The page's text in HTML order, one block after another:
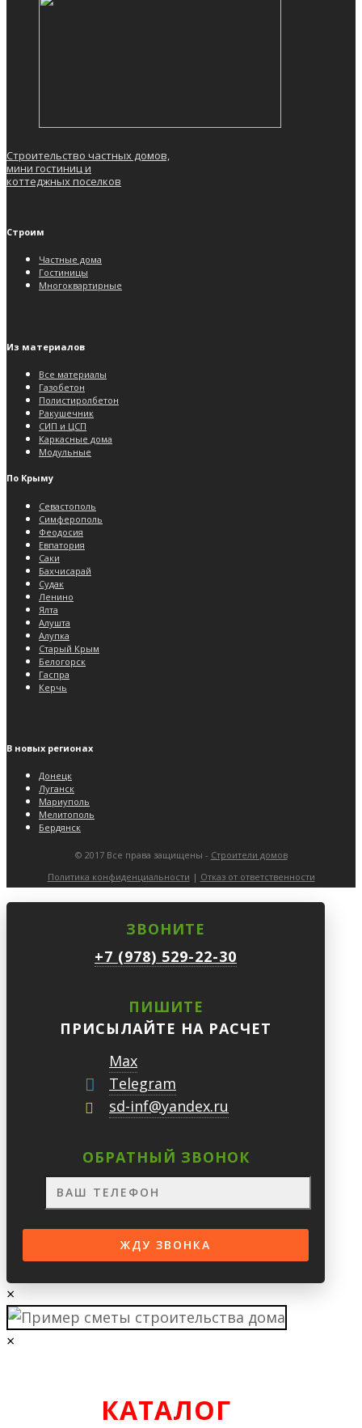
Строительство частных домов,
мини гостиниц и
коттеджных поселков
Строим
Частные дома
Гостиницы
Многоквартирные
Из материалов
Все материалы
Газобетон
Полистиролбетон
Ракушечник
СИП и ЦСП
Каркасные дома
Модульные
По Крыму
Севастополь
Симферополь
Феодосия
Евпатория
Саки
Бахчисарай
Судак
Ленино
Ялта
Алушта
Алупка
Старый Крым
Белогорск
Гаспра
Керчь
В новых регионах
Донецк
Луганск
Мариуполь
Мелитополь
Бердянск
© 2017 Все права защищены - Строители домов
Политика конфиденциальности | Отказ от ответственности
ЗВОНИТЕ
+7 (978) 529-22-30
ПИШИТЕ
ПРИСЫЛАЙТЕ НА РАСЧЕТ
Max
Telegram
sd-inf@yandex.ru
ОБРАТНЫЙ ЗВОНОК
×
×
КАТАЛОГ